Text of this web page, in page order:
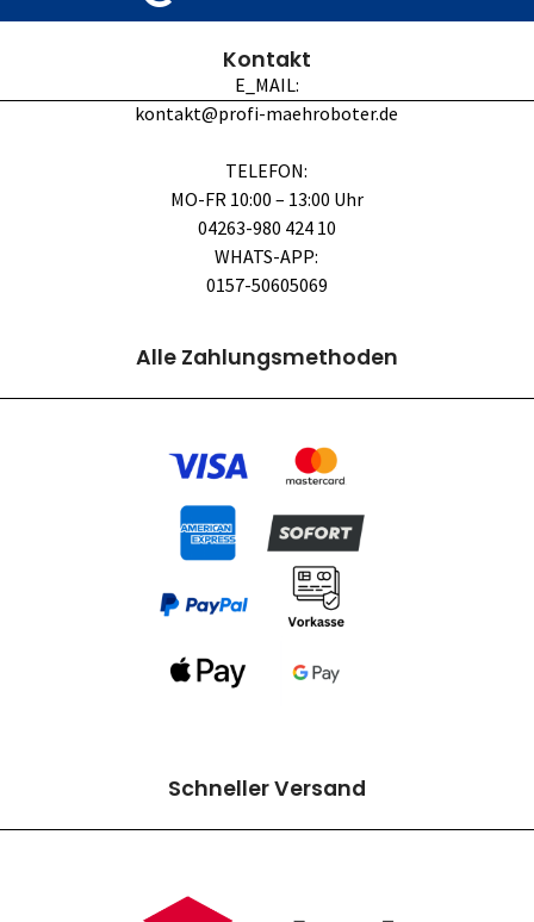
Kontakt
E_MAIL:
kontakt@profi-maehroboter.de
TELEFON:
MO-FR 10:00 – 13:00 Uhr
04263-980 424 10
WHATS-APP:
0157-50605069
Alle Zahlungsmethoden
Schneller Versand